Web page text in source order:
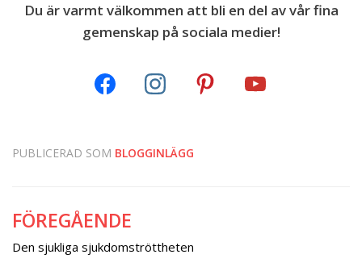
Du är varmt välkommen att bli en del av vår fina
gemenskap på sociala medier!
PUBLICERAD SOM BLOGGINLÄGG
Inläggsnavigering
FÖREGÅENDE
Den sjukliga sjukdomströttheten